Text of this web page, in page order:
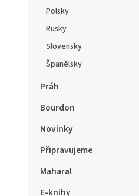
Polsky
Rusky
Slovensky
Španělsky
Práh
Bourdon
Novinky
Připravujeme
Maharal
E-knihy